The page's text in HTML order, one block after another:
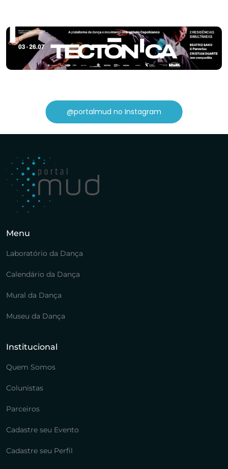
@portalmud no Instagram
Menu
Laboratório da Dança
Calendário da Dança
Mural da Dança
Museu da Dança
Institucional
Quem Somos
Colunistas
Parceiros
Cadastre seu Evento
Cadastre seu Perfil